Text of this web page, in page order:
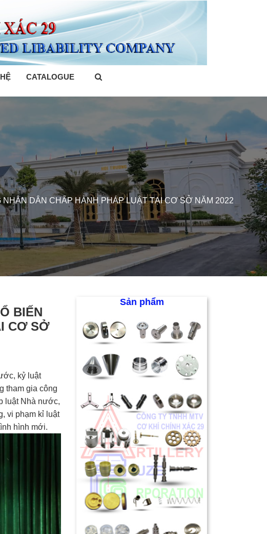
CATALOGUE
DÂN CHẤP HÀNH PHÁP LUẬT TẠI CƠ SỞ NĂM 2022
BIẾN
CƠ SỞ
kỷ luật
tham gia công
luật Nhà nước,
vi phạm kỉ luật
hình mới.
Sản phẩm